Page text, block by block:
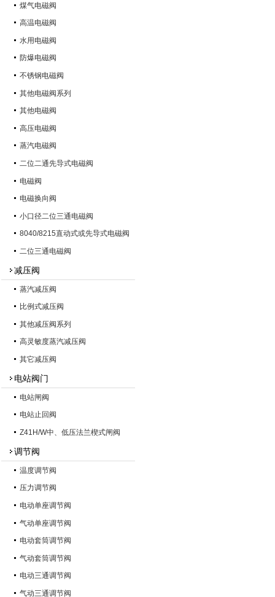
煤气电磁阀
高温电磁阀
水用电磁阀
防爆电磁阀
不锈钢电磁阀
其他电磁阀系列
其他电磁阀
高压电磁阀
蒸汽电磁阀
二位二通先导式电磁阀
电磁阀
电磁换向阀
小口径二位三通电磁阀
8040/8215直动式或先导式电磁阀
二位三通电磁阀
减压阀
蒸汽减压阀
比例式减压阀
其他减压阀系列
高灵敏度蒸汽减压阀
其它减压阀
电站阀门
电站闸阀
电站止回阀
Z41H/W中、低压法兰楔式闸阀
调节阀
温度调节阀
压力调节阀
电动单座调节阀
气动单座调节阀
电动套筒调节阀
气动套筒调节阀
电动三通调节阀
气动三通调节阀